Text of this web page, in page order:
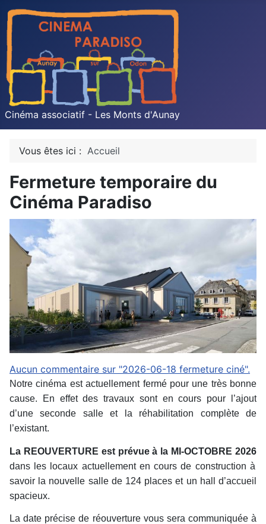
Cinéma associatif - Les Monts d'Aunay
Vous êtes ici : Accueil
Fermeture temporaire du
Cinéma Paradiso
Aucun commentaire sur "2026-06-18 fermeture ciné".
Notre cinéma est actuellement fermé pour une très bonne
cause. En effet des travaux sont en cours pour l’ajout
d’une seconde salle et la réhabilitation complète de
l’existant.
La REOUVERTURE est prévue à la MI-OCTOBRE 2026
dans les locaux actuellement en cours de construction à
savoir la nouvelle salle de 124 places et un hall d’accueil
spacieux.
La date précise de réouverture vous sera communiquée à